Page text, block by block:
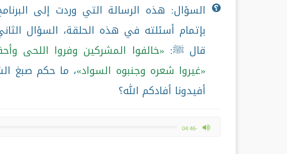
السؤال: هذه الرسالة التي وردت إلى
بإتمام أسئلته في هذه الحلقة، السؤال
قال ﷺ:
خالفوا المشركين وفروا اللحى
غيروا شعره وجنبوه السواد ، ما حكم صبغ
أفيدونا أفادكم الله؟
-04:46
max volume